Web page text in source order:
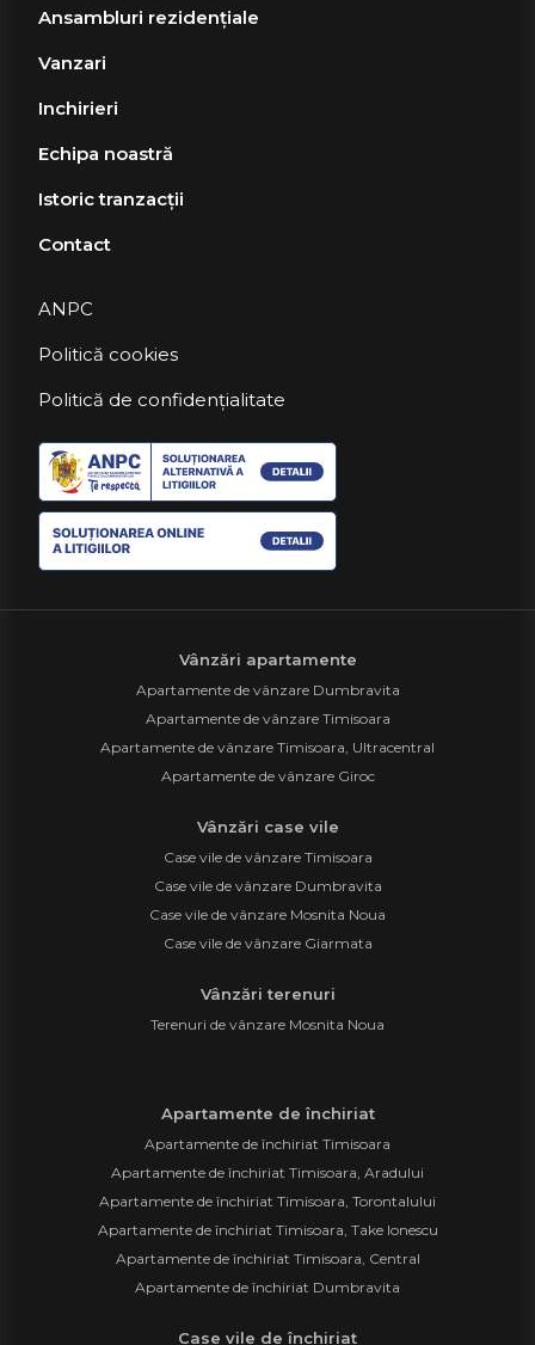
Ansambluri rezidențiale
Vanzari
Inchirieri
Echipa noastră
Istoric tranzacții
Contact
ANPC
Politică cookies
Politică de confidențialitate
Vânzări apartamente
Apartamente de vânzare Dumbravita
Apartamente de vânzare Timisoara
Apartamente de vânzare Timisoara, Ultracentral
Apartamente de vânzare Giroc
Vânzări case vile
Case vile de vânzare Timisoara
Case vile de vânzare Dumbravita
Case vile de vânzare Mosnita Noua
Case vile de vânzare Giarmata
Vânzări terenuri
Terenuri de vânzare Mosnita Noua
Apartamente de închiriat
Apartamente de închiriat Timisoara
Apartamente de închiriat Timisoara, Aradului
Apartamente de închiriat Timisoara, Torontalului
Apartamente de închiriat Timisoara, Take Ionescu
Apartamente de închiriat Timisoara, Central
Apartamente de închiriat Dumbravita
Case vile de închiriat